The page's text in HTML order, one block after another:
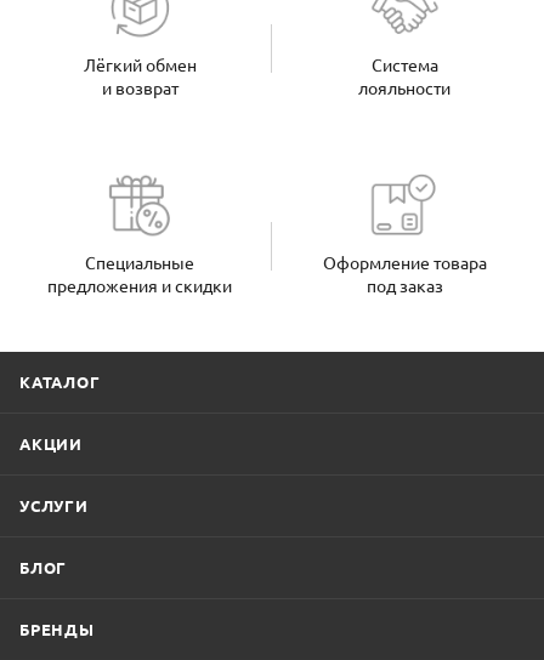
Лёгкий обмен
и возврат
Система
лояльности
Специальные
предложения и скидки
Оформление товара
под заказ
КАТАЛОГ
АКЦИИ
УСЛУГИ
БЛОГ
БРЕНДЫ